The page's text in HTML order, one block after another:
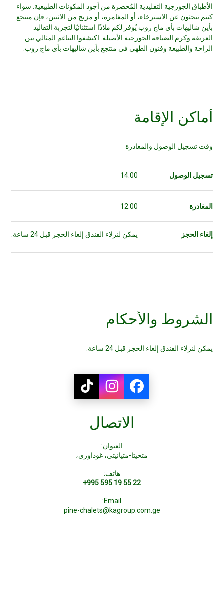
الأطباق الجورجية التقليدية المُحضرة من أجود المكونات الطبيعية. سواء
كنتم تبحثون عن الاسترخاء، أو المغامرة، أو مزيج من الاثنين، فإن منتجع
بأين شاليهات بأي ماج روب يُوفر لكم ملاذًا استثنائيًا لتجربة التقاليد
العريقة وكرم الضيافة الجورجية الأصيلة. اكتشفوا التناغم المثالي بين
الراحة والطبيعة وفنون الطهي في منتجع بأين شاليهات بأي ماج روب.
أماكن الإقامة
وقت تسجيل الوصول والمغادرة
تسجيل الوصول 14:00
المغادرة 12:00
إلغاء الحجز يمكن لنزلاء الفندق إلغاء الحجز قبل 24 ساعة.
الشروط والأحكام
يمكن لنزلاء الفندق إلغاء الحجز قبل 24 ساعة.
الاتصال
العنوان:
متخيتا-متيانيتي، غوداوري،
هاتف:
+995 595 19 55 22
Email:
pine-chalets@kagroup.com.ge